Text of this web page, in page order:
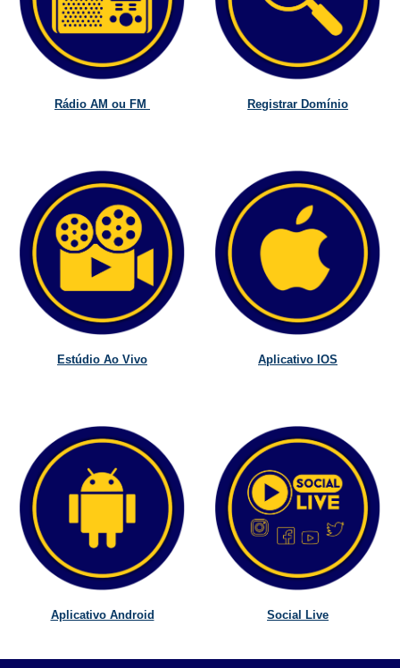
Rádio AM ou FM Registrar Domínio
Estúdio Ao Vivo Aplicativo IOS
Aplicativo Android Social Live